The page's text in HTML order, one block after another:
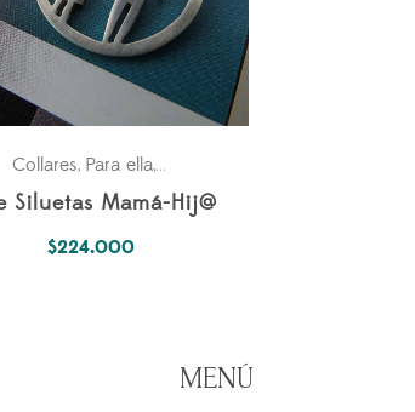
Collares, Para ella, Pasiones
Siluetas Mamá-Hij@
$224.000
MENÚ